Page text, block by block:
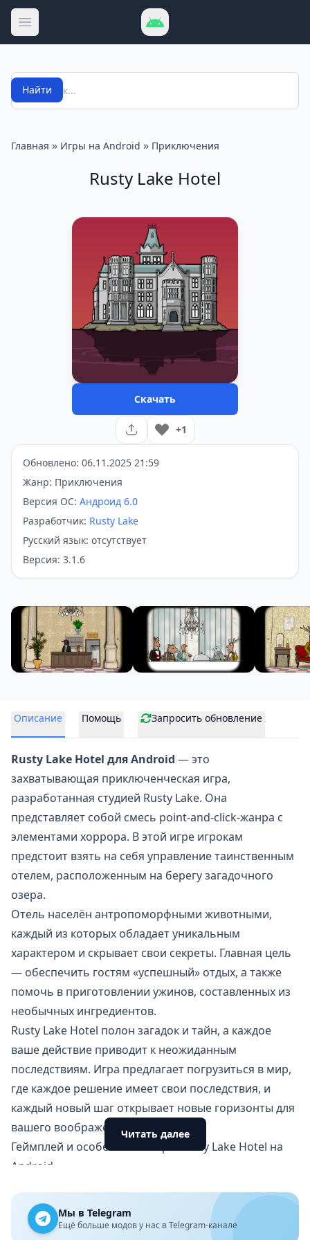
Открыть меню
Поиск
Найти
Главная » Игры на Android » Приключения
Rusty Lake Hotel
Скачать
+1
Обновлено: 06.11.2025 21:59
Жанр: Приключения
Версия ОС: Андроид 6.0
Разработчик: Rusty Lake
Русский язык: отсутствует
Версия: 3.1.6
Описание Помощь Запросить обновление
Rusty Lake Hotel для Android — это
захватывающая приключенческая игра,
разработанная студией Rusty Lake. Она
представляет собой смесь point-and-click-жанра с
элементами хоррора. В этой игре игрокам
предстоит взять на себя управление таинственным
отелем, расположенным на берегу загадочного
озера.
Отель населён антропоморфными животными,
каждый из которых обладает уникальным
характером и скрывает свои секреты. Главная цель
— обеспечить гостям «успешный» отдых, а также
помочь в приготовлении ужинов, составленных из
необычных ингредиентов.
Rusty Lake Hotel полон загадок и тайн, а каждое
ваше действие приводит к неожиданным
последствиям. Игра предлагает погрузиться в мир,
где каждое решение имеет свои последствия, и
каждый новый шаг открывает новые горизонты для
вашего воображения.
Геймплей и особенности игры Rusty Lake Hotel на
Android
интересным подходом к головоломкам:
Интерактивные квесты — каждую ночь в отеле
Читать далее
Мы в Telegram
Ещё больше модов у нас в Telegram-канале